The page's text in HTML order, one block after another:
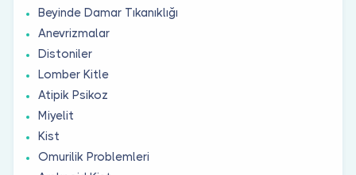
Beyinde Damar Tıkanıklığı
Anevrizmalar
Distoniler
Lomber Kitle
Atipik Psikoz
Miyelit
Kist
Omurilik Problemleri